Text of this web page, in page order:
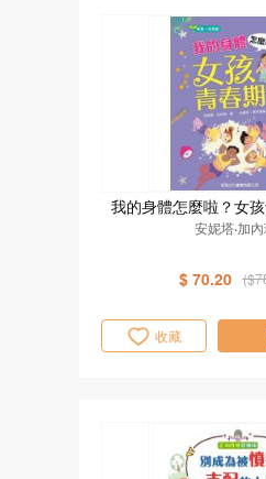
我的身體怎麼啦？女
雅‧成長
安妮塔‧加
$ 70.20
收藏